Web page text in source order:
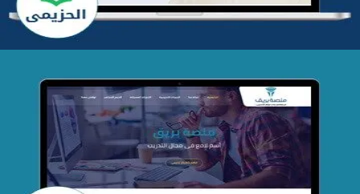
تصميم منصة بريق
التفاصيل